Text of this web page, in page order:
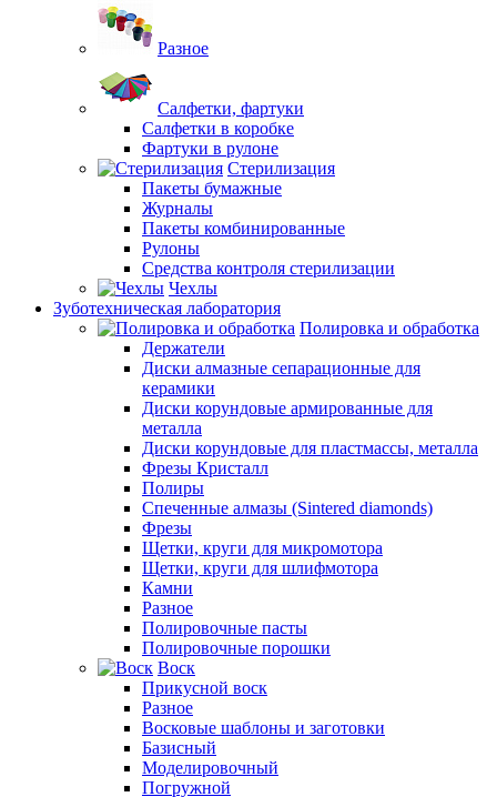
Разное
Салфетки, фартуки
Салфетки в коробке
Фартуки в рулоне
Стерилизация
Пакеты бумажные
Журналы
Пакеты комбинированные
Рулоны
Средства контроля стерилизации
Чехлы
Зуботехническая лаборатория
Полировка и обработка
Держатели
Диски алмазные сепарационные для
керамики
Диски корундовые армированные для
металла
Диски корундовые для пластмассы, металла
Фрезы Кристалл
Полиры
Спеченные алмазы (Sintered diamonds)
Фрезы
Щетки, круги для микромотора
Щетки, круги для шлифмотора
Камни
Разное
Полировочные пасты
Полировочные порошки
Воск
Прикусной воск
Разное
Восковые шаблоны и заготовки
Базисный
Моделировочный
Погружной